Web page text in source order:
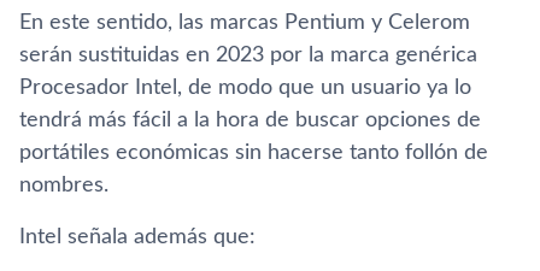
En este sentido, las marcas Pentium y Celerom
serán sustituidas en 2023 por la marca genérica
Procesador Intel, de modo que un usuario ya lo
tendrá más fácil a la hora de buscar opciones de
portátiles económicas sin hacerse tanto follón de
nombres.
Intel señala además que: